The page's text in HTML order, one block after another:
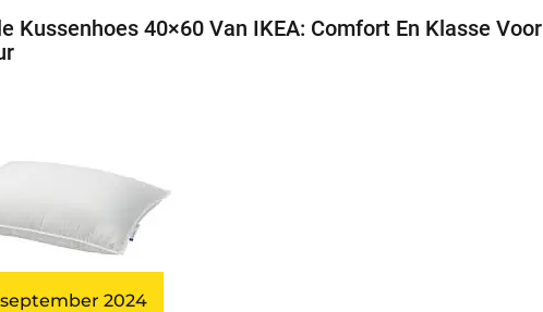
Kussenhoes 40×60 Van IKEA: Comfort En Klasse
2024